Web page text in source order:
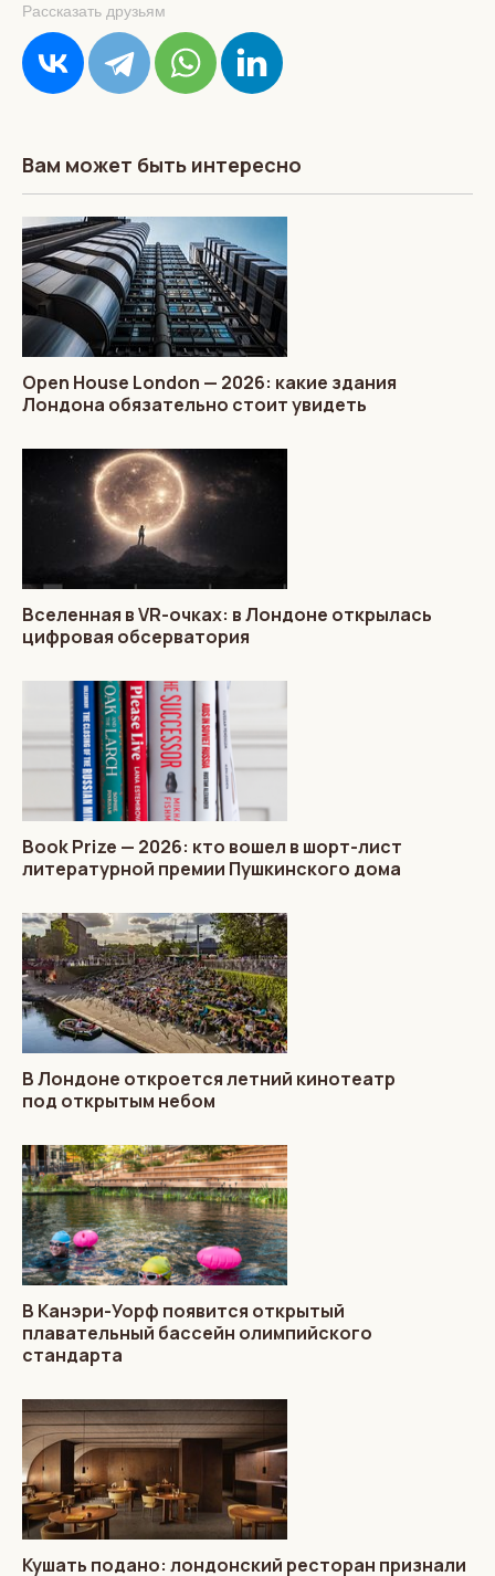
Рассказать друзьям
Вам может быть интересно
Open House London — 2026: какие здания
Лондона обязательно стоит увидеть
Вселенная в VR-очках: в Лондоне открылась
цифровая обсерватория
Book Prize — 2026: кто вошел в шорт-лист
литературной премии Пушкинского дома
В Лондоне откроется летний кинотеатр
под открытым небом
В Канэри-Уорф появится открытый
плавательный бассейн олимпийского
стандарта
Кушать подано: лондонский ресторан признали